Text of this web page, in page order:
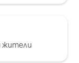
жители